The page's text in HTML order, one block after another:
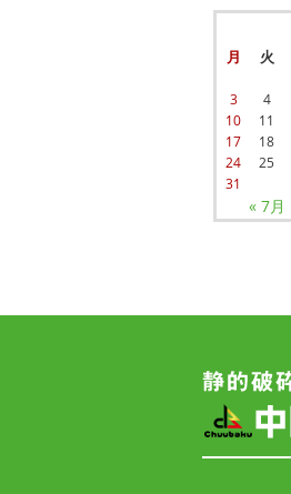
月 火
« 7月
3
4
10
11
17
18
24
25
31